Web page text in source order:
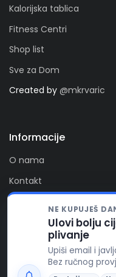
NE KUPUJEŠ
Ulovi bolju
plivanje
Upiši email i
Bez ručnog
Kalorijska tablica
Fitness Centri
Shop list
Sve za Dom
Created by @mkrvaric
Informacije
O nama
Kontakt
Zaprati nas
Kolačići
FitAlert poštuje vašu
kolačiće za
boljeg korisničkog